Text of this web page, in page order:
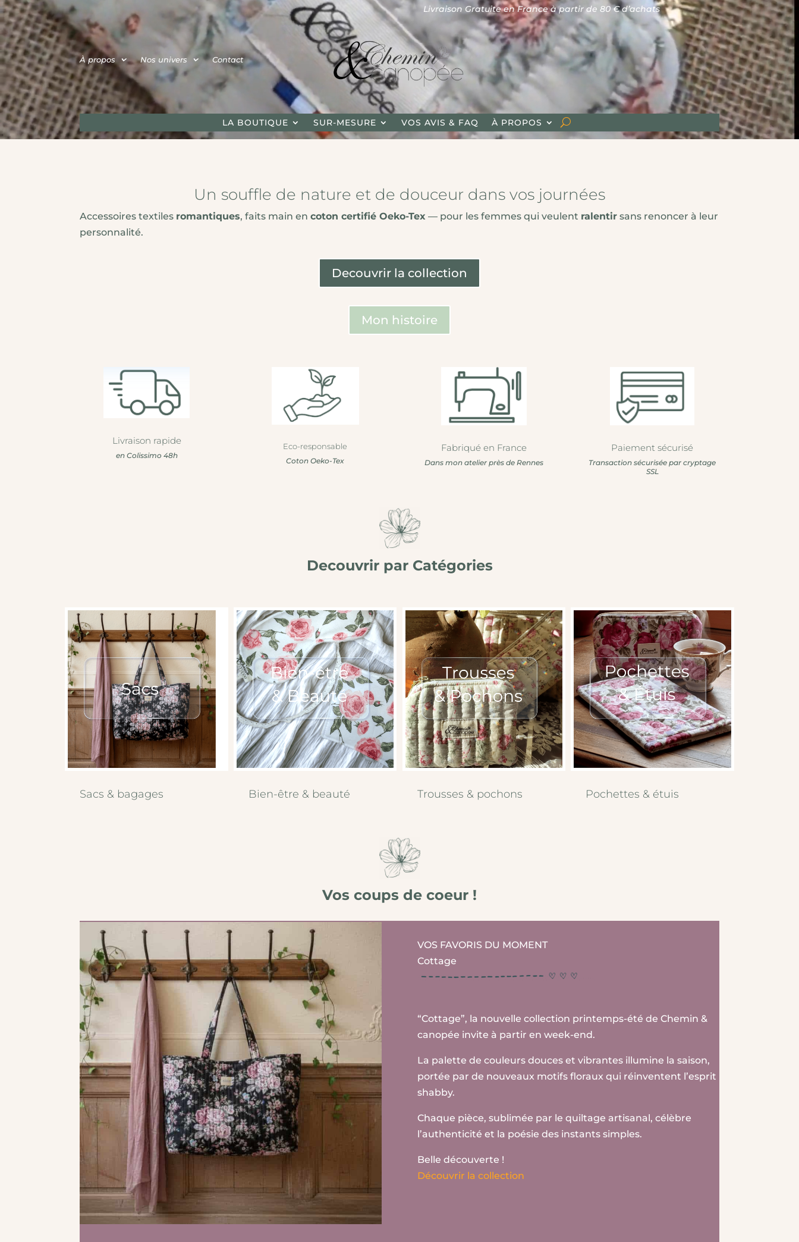
Lecteur
vidéo
Livraison Gratuite en France à partir de 80 € d’achats
À propos Nos univers Contact
LA BOUTIQUE SUR-MESURE VOS AVIS & FAQ À PROPOS
Un souffle de nature et de douceur dans vos journées
Accessoires textiles romantiques, faits main encoton certifié Oeko-Tex — pour les femmes qui veulent ralentir sans renoncer à leur
personnalité.
Decouvrir la collection
Mon histoire
Livraison rapide
en Colissimo 48h
Eco-responsable
Coton Oeko-Tex
Fabriqué en France
Dans mon atelier près de Rennes
Paiement sécurisé
Transaction sécurisée par cryptage
SSL
Decouvrir par Catégories
Sacs & bagages Bien-être & beauté Trousses & pochons Pochettes & étuis
Vos coups de coeur !
VOS FAVORIS DU MOMENT
Cottage
“Cottage”, la nouvelle collection printemps-été de Chemin &
canopée invite à partir en week-end.
La palette de couleurs douces et vibrantes illumine la saison,
portée par de nouveaux motifs floraux qui réinventent l’esprit
shabby.
Chaque pièce, sublimée par le quiltage artisanal, célèbre
l’authenticité et la poésie des instants simples.
Belle découverte !
Découvrir la collection